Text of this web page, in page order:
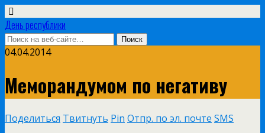
День республики
04.04.2014
Меморандумом по негативу
Поделиться Твитнуть Pin Отпр. по эл. почте SMS